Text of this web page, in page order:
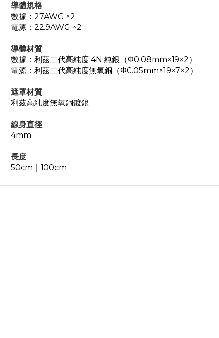
導體規格
數據：27AWG ×2
電源：22.9AWG ×2
導體材質
數據：利茲二代高純度 4N 純銀（Φ0.08mm×19×2）
電源：利茲二代高純度無氧銅（Φ0.05mm×19×7×2）
遮罩材質
利茲高純度無氧銅鍍銀
線身直徑
4mm
長度
50cm｜100cm